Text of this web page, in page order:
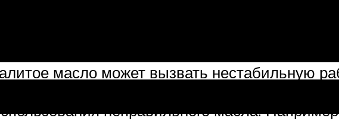
ничего не указывается). Артикул у
— Toyota Gear Oil 75W-90 GL 4.
масло может вызвать нестабильную
в МКПП и гул, который в течении минуты
неправильного масла.